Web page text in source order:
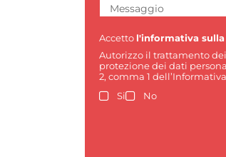
Messaggio
Accetto l'informativa
Autorizzo il trattamento
protezione dei dati
2, comma 1
Si
No